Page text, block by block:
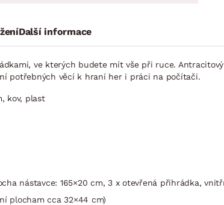
Další informace
ve kterých budete mít vše při ruce.
potřebných věcí k hraní her i práci na počítači.
kov, plast
nástavce: 165×20 cm, 3 x otevřená přihrádka,
plocham cca 32×44 cm)